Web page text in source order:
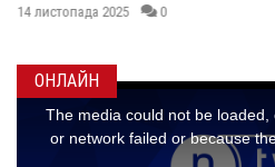
14 листопада 2025 0
ОНЛАЙН